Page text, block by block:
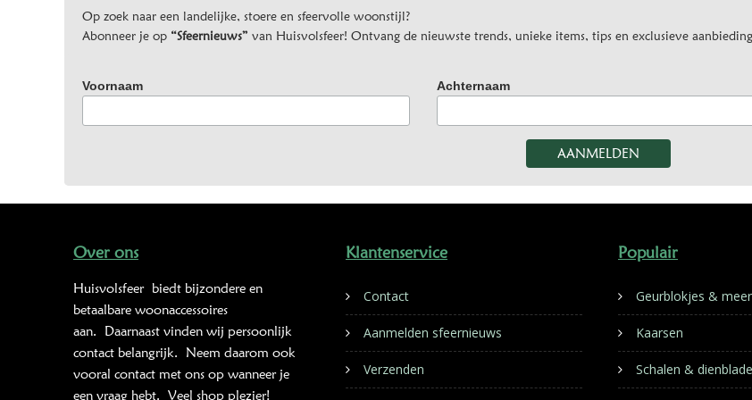
Op zoek naar een landelijke, stoere en sfeervolle woonstijl?
Abonneer je op “Sfeernieuws” van Huisvolsfeer! Ontvang de nieuwste trends, unieke items, tips en exclusieve
Voornaam Achternaam
Over ons
Huisvolsfeer biedt bijzondere en
betaalbare woonaccessoires
aan. Daarnaast vinden wij persoonlijk
contact belangrijk. Neem daarom ook
vooral contact met ons op wanneer je
een vraag hebt. Veel shop plezier!
Klantenservice
Contact
Aanmelden sfeernieuws
Verzenden
Populair
Geurblokjes & meer
Kaarsen
Schalen &